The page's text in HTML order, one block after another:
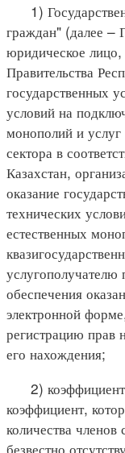
1)
граждан" (далее –
юридическое
Правительства
государственных
условий на
монополий и услуг
сектора в
Казахстан,
оказание
технических
естественных
обеспечения
электронной
регистрацию прав
его нахождения;
2) коэффициент
коэффициент,
количества
безвестно